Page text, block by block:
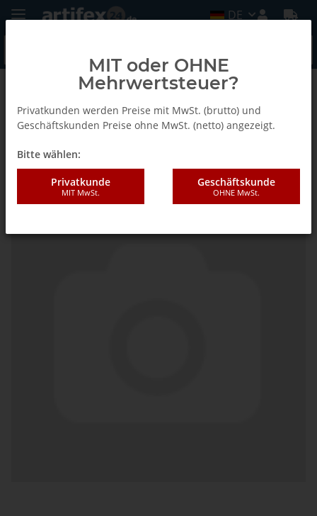
DE
Startseite
Fein Bolzen
MIT oder OHNE
Mehrwertsteuer?
Privatkunden werden Preise mit MwSt. (brutto) und
Geschäftskunden Preise ohne MwSt. (netto) angezeigt.
Bitte wählen:
Privatkunde
MIT MwSt.
Geschäftskunde
OHNE MwSt.